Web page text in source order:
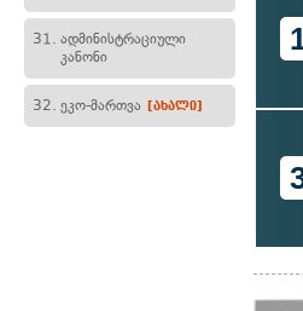
31. ადმინისტრაციული
კანონი
32. ეკო-მართვა [ახალი]